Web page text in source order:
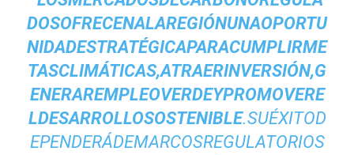
DOSOFRECENALAREGIÓNUNAOPORTU
NIDADESTRATÉGICAPARACUMPLIRME
TASCLIMÁTICAS,ATRAERINVERSIÓN,G
ENERAREMPLEOVERDEYPROMOVERE
LDESARROLLOSOSTENIBLE.SUÉXITOD
EPENDERÁDEMARCOSREGULATORIOS